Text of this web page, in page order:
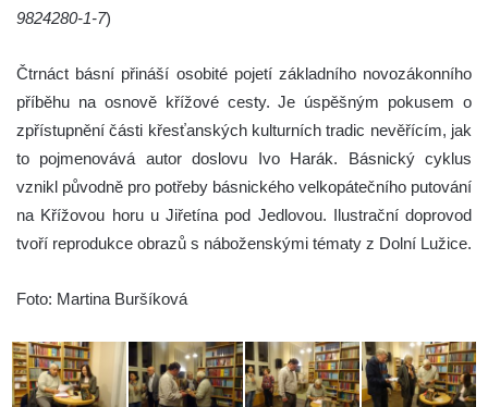
9824280-1-7)
Čtrnáct básní přináší osobité pojetí základního novozákonního
příběhu na osnově křížové cesty. Je úspěšným pokusem o
zpřístupnění části křesťanských kulturních tradic nevěřícím, jak
to pojmenovává autor doslovu Ivo Harák. Básnický cyklus
vznikl původně pro potřeby básnického velkopátečního putování
na Křížovou horu u Jiřetína pod Jedlovou. Ilustrační doprovod
tvoří reprodukce obrazů s náboženskými tématy z Dolní Lužice.
Foto: Martina Buršíková